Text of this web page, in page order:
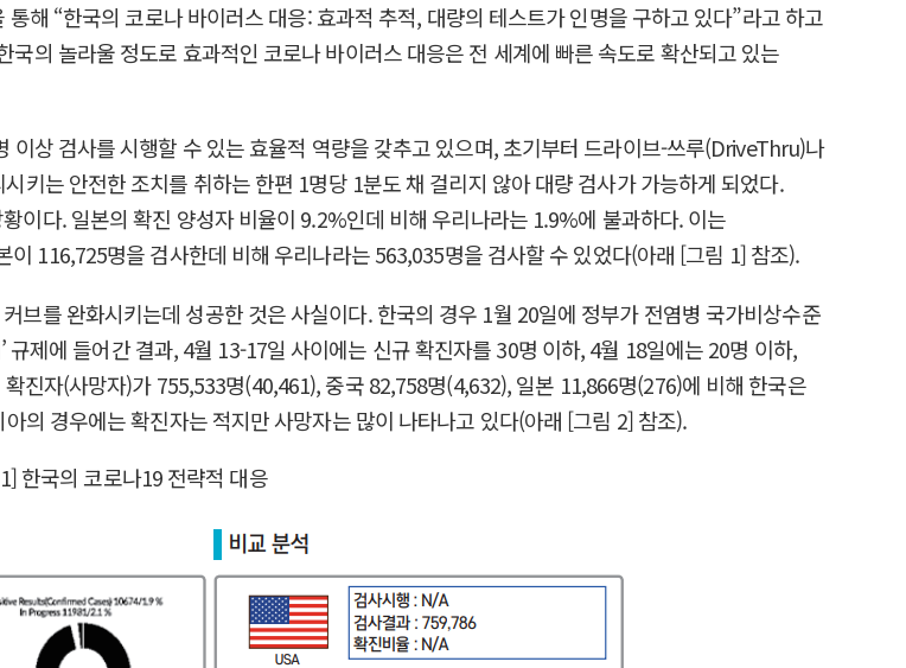
해 “한국의 코로나 바이러스 대응: 효과적 추적, 대량의 테스트가 인명을 구하고 있다”라고 하고
의 놀라울 정도로 효과적인 코로나 바이러스 대응은 전 세계에 빠른 속도로 확산되고 있는
상 검사를 시행할 수 있는 효율적 역량을 갖추고 있으며, 초기부터 드라이브-쓰루(DriveThru)나
키는 안전한 조치를 취하는 한편 1명당 1분도 채 걸리지 않아 대량 검사가 가능하게 되었다.
이다. 일본의 확진 양성자 비율이 9.2%인데 비해 우리나라는 1.9%에 불과하다. 이는
116,725명을 검사한데 비해 우리나라는 563,035명을 검사할 수 있었다(아래 [그림 1] 참조).
브를 완화시키는데 성공한 것은 사실이다. 한국의 경우 1월 20일에 정부가 전염병 국가비상수준
제에 들어간 결과, 4월 13-17일 사이에는 신규 확진자를 30명 이하, 4월 18일에는 20명 이하,
진자(사망자)가 755,533명(40,461), 중국 82,758명(4,632), 일본 11,866명(276)에 비해 한국은
의 경우에는 확진자는 적지만 사망자는 많이 나타나고 있다(아래 [그림 2] 참조).
한국의 코로나19 전략적 대응